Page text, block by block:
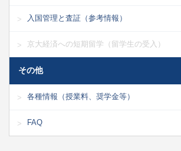
入国管理と査証（参考情報）
京大経済への短期留学（留学生の受入）
その他
各種情報（授業料、奨学金等）
FAQ